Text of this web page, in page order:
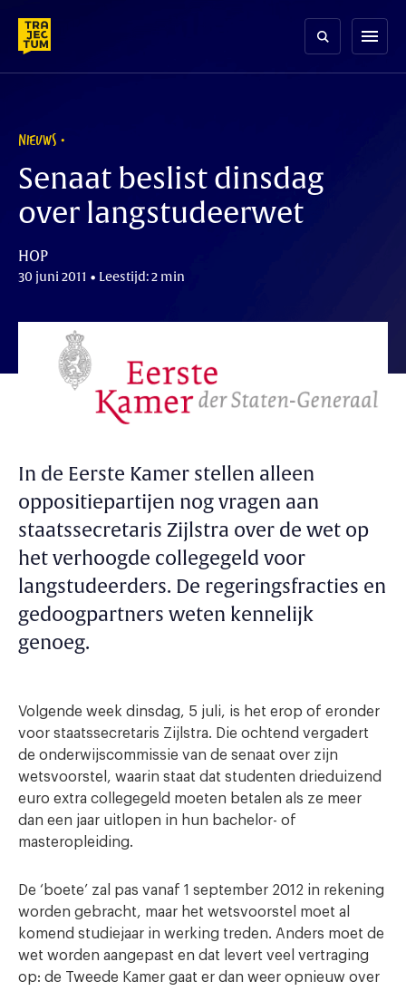
content
menu
NIEUWS
Senaat beslist dinsdag
over langstudeerwet
HOP
30 juni 2011 • Leestijd: 2 min
In de Eerste Kamer stellen alleen
oppositiepartijen nog vragen aan
staatssecretaris Zijlstra over de wet op
het verhoogde collegegeld voor
langstudeerders. De regeringsfracties en
gedoogpartners weten kennelijk
genoeg.
Volgende week dinsdag, 5 juli, is het erop of eronder
voor staatssecretaris Zijlstra. Die ochtend vergadert
de onderwijscommissie van de senaat over zijn
wetsvoorstel, waarin staat dat studenten drieduizend
euro extra collegegeld moeten betalen als ze meer
dan een jaar uitlopen in hun bachelor- of
masteropleiding.
De ‘boete’ zal pas vanaf 1 september 2012 in rekening
worden gebracht, maar het wetsvoorstel moet al
komend studiejaar in werking treden. Anders moet de
wet worden aangepast en dat levert veel vertraging
op: de Tweede Kamer gaat er dan weer opnieuw over